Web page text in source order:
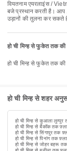
वियतनाम एयरलाइंस / Vietnam Airlines के साथ हो ची मिन्ह से फुकेत की अंतिम उड़ान 16:00
बजे प्रस्थान करती है।
उड़ानों की तुलना कर सकते
हो ची मिन्ह से फुकेत तक
हो ची मिन्ह से फुकेत तक
हो ची मिन्ह से शहर
हो ची मिन्ह से कुआला लुम्पुर
हो ची मिन्ह से बैंकॉक तक
हो ची मिन्ह से सिंगापुर तक
हो ची मिन्ह से पिनांग तक
हो ची मिन्ह से जोहर बहरू